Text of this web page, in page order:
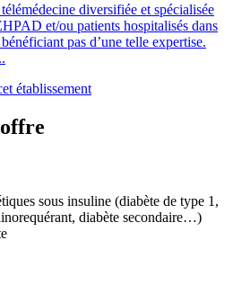
diversifiée et spécialisée
et/ou patients hospitalisés dans
pas d’une telle expertise.
établissement
sous insuline (diabète de type 1,
diabète secondaire…)